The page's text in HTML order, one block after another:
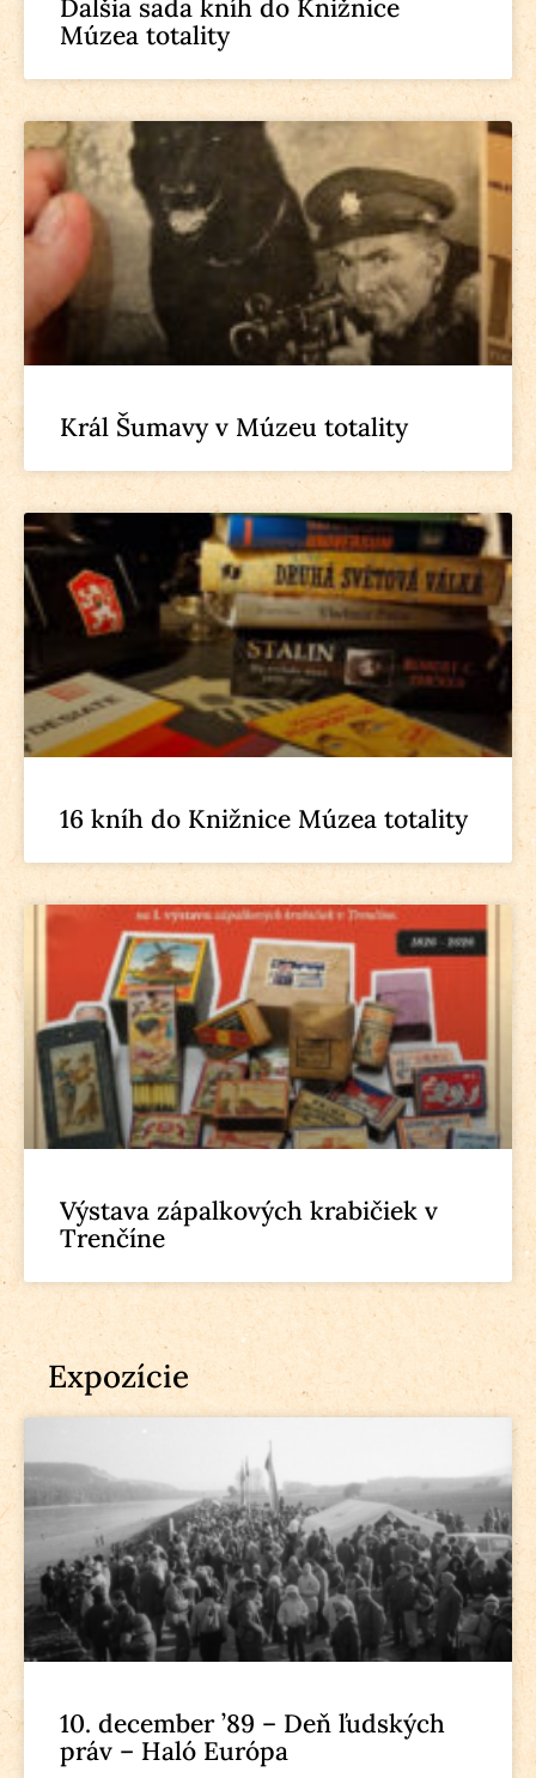
Ďalšia sada kníh do Knižnice
Múzea totality
Král Šumavy v Múzeu totality
16 kníh do Knižnice Múzea totality
Výstava zápalkových krabičiek v
Trenčíne
Expozície
10. december ’89 – Deň ľudských
práv – Haló Európa